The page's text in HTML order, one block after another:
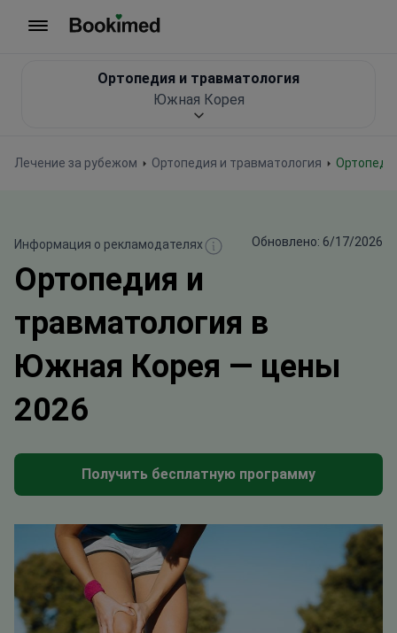
Лечение за рубежом Ортопедия и травматология
Ортопедия и травматология
Южная Корея
Информация о рекламодателях Обновлено: 6/17/2026
Ортопедия и
травматология в
Южная Корея — цены
2026
Получить бесплатную программу